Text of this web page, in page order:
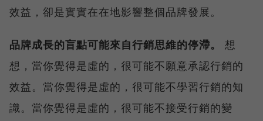
效益，卻是實實在在地影響整個品牌發展。
品牌成長的盲點可能來自行銷思維的停滯。
想
想，當你覺得是虛的，很可能不願意承認行銷的
效益。當你覺得是虛的，很可能不學習行銷的知
識。當你覺得是虛的，很可能不接受行銷的變